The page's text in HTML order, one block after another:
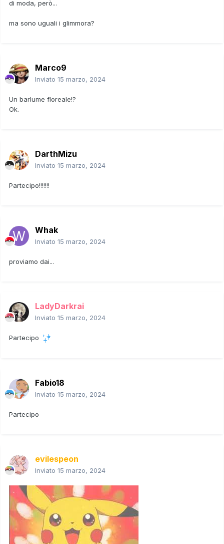
di moda, però...
ma sono uguali i glimmora?
Marco9
Inviato 15 marzo, 2024
Un barlume floreale!?
Ok.
DarthMizu
Inviato 15 marzo, 2024
Partecipo!!!!!!!
Whak
Inviato 15 marzo, 2024
proviamo dai...
LadyDarkrai
Inviato 15 marzo, 2024
Partecipo
Fabio18
Inviato 15 marzo, 2024
Partecipo
evilespeon
Inviato 15 marzo, 2024